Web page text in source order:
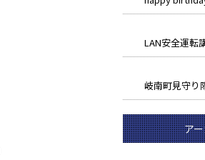
LAN安全運転
岐南町見守り
ア